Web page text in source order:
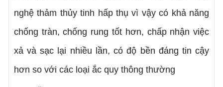
nghệ thảm thủy tinh hấp thụ vì vậy có khả năng
chống tràn, chống rung tốt hơn, chấp nhận việc
xả và sạc lại nhiều lần, có độ bền đáng tin cậy
hơn so với các loại ắc quy thông thường